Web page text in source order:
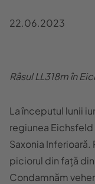
22.06.2023
Râsul LL318m în
La începutul lunii
regiunea
Saxonia
piciorul din față
Condamnăm